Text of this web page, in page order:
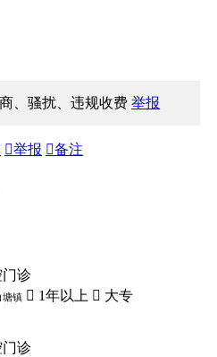
、骚扰、违规收费举报
举报 备注
诊
塘镇  1年以上  大专
诊